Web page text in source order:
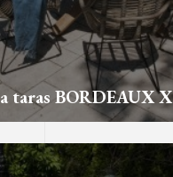
taras BORDEAUX X